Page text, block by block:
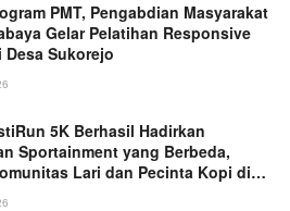
PMT, Pengabdian Masyarakat
Gelar Pelatihan Responsive
Sukorejo
5K Berhasil Hadirkan
Sportainment yang Berbeda,
Lari dan Pecinta Kopi di